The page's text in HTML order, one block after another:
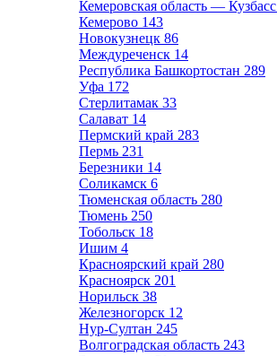
Кемеровская область — Кузбасс
Кемерово 143
Новокузнецк 86
Междуреченск 14
Республика Башкортостан 289
Уфа 172
Стерлитамак 33
Салават 14
Пермский край 283
Пермь 231
Березники 14
Соликамск 6
Тюменская область 280
Тюмень 250
Тобольск 18
Ишим 4
Красноярский край 280
Красноярск 201
Норильск 38
Железногорск 12
Нур-Султан 245
Волгоградская область 243